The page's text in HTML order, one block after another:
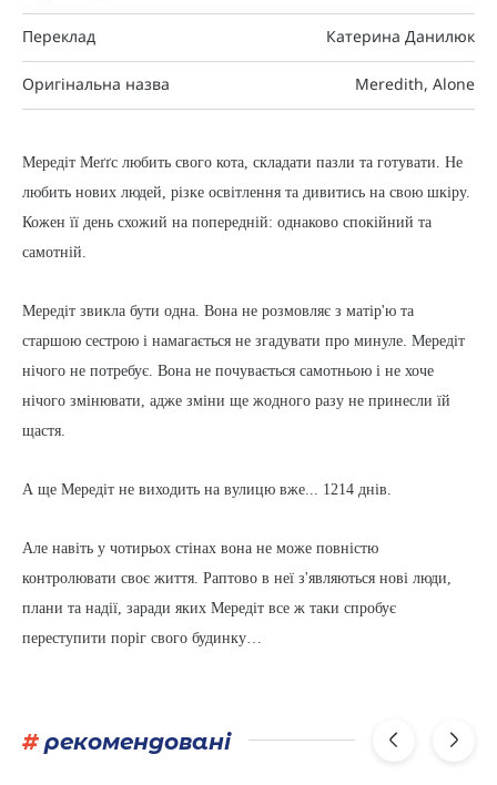
Переклад Катерина Данилюк
Оригінальна назва Meredith, Alone
Мередіт Меґґс любить свого кота, складати пазли та готувати. Не
любить нових людей, різке освітлення та дивитись на свою шкіру.
Кожен її день схожий на попередній: однаково спокійний та
самотній.
Мередіт звикла бути одна. Вона не розмовляє з матір'ю та
старшою сестрою і намагається не згадувати про минуле. Мередіт
нічого не потребує. Вона не почувається самотньою і не хоче
нічого змінювати, адже зміни ще жодного разу не принесли їй
щастя.
А ще Мередіт не виходить на вулицю вже... 1214 днів.
Але навіть у чотирьох стінах вона не може повністю
контролювати своє життя. Раптово в неї з'являються нові люди,
плани та надії, заради яких Мередіт все ж таки спробує
переступити поріг свого будинку…
#рекомендовані